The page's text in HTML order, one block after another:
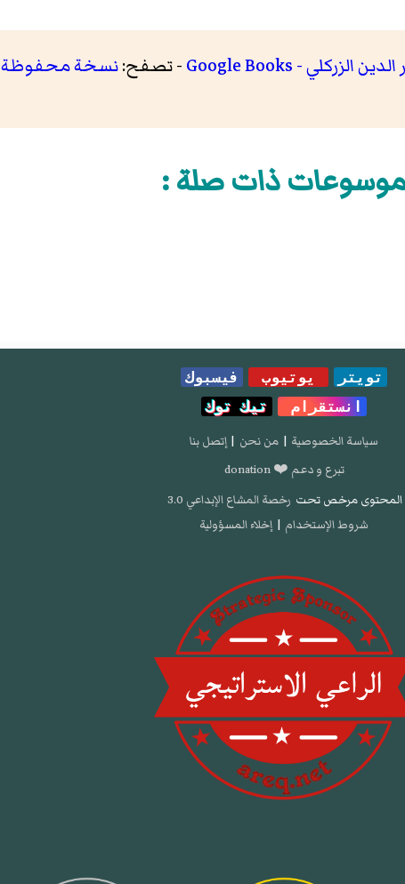
- تصفح:نسخة محفوظة
ذات صلة :
تويتر يوتيوب
فيسبوك
انستقرام
تيك توك
سياسة الخصوصية | من نحن | إتصل بنا
تبرع و دعم ❤️ donation
المحتوى مرخص تحت رخصة المشاع الإبداعي 3.0
شروط الإستخدام | إخلاء المسؤولية